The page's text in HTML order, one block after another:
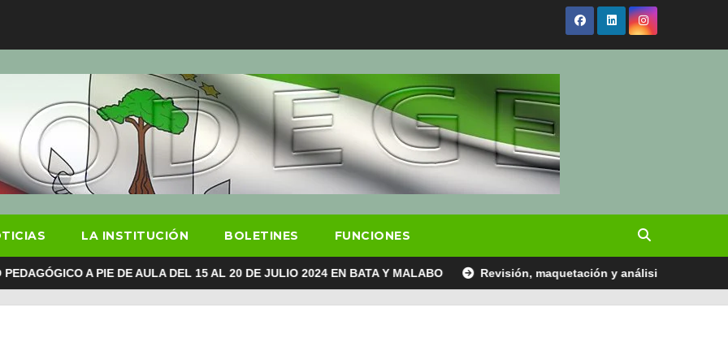
LA INSTITUCIÓN BOLETINES FUNCIONES
A PIE DE AULA DEL 15 AL 20 DE JULIO 2024 EN BATA Y MALABO Revisión, maquetación y análisis de los datos del